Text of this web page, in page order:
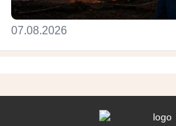
07.08.2026